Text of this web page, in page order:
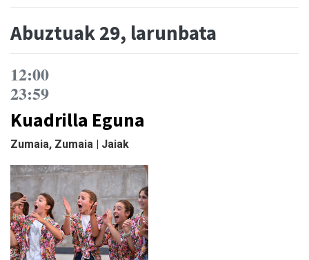
Abuztuak 29, larunbata
12:00
23:59
Kuadrilla Eguna
Zumaia, Zumaia | Jaiak